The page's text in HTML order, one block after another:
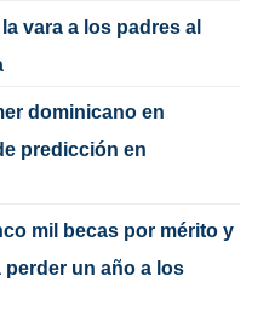
vara a los padres al
dominicano en
predicción en
mil becas por mérito y
un año a los